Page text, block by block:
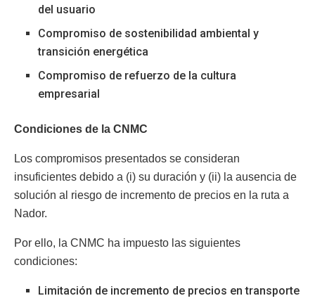
del usuario
Compromiso de sostenibilidad ambiental y
transición energética
Compromiso de refuerzo de la cultura
empresarial
Condiciones de la CNMC
Los compromisos presentados se consideran
insuficientes debido a (i) su duración y (ii) la ausencia de
solución al riesgo de incremento de precios en la ruta a
Nador.
Por ello, la CNMC ha impuesto las siguientes
condiciones:
Limitación de incremento de precios en transporte